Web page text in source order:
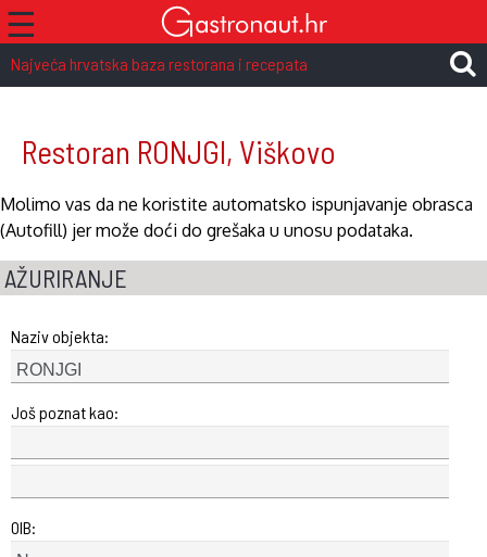
☰
Najveća hrvatska baza restorana i recepata
Restoran RONJGI, Viškovo
Molimo vas da ne koristite automatsko ispunjavanje obrasca
(Autofill) jer može doći do grešaka u unosu podataka.
AŽURIRANJE
Naziv objekta:
Još poznat kao:
OIB: